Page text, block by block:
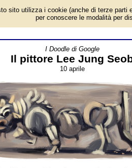
Jung Seob - Almanacco
del 10 aprile, per la rubrica 'I Doodle di
pittore Lee Jung Seob, tra i
I Doodle di Google
Il pittore Lee Jung
10 aprile
sito utilizza i cookie (anche di terze parti
per conoscere le modalità per